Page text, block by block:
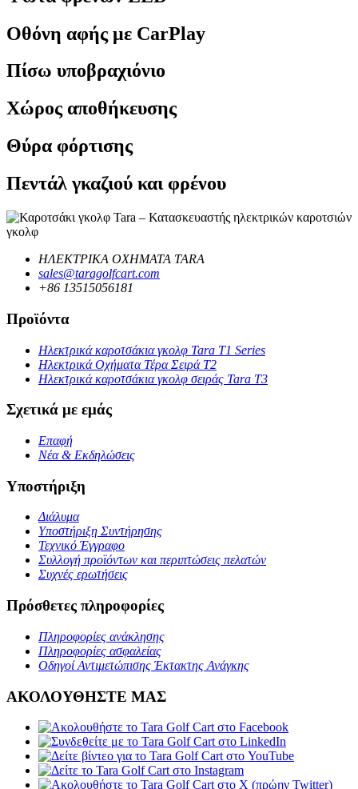
Οθόνη αφής με CarPlay
Πίσω υποβραχιόνιο
Χώρος αποθήκευσης
Θύρα φόρτισης
Πεντάλ γκαζιού και φρένου
ΗΛΕΚΤΡΙΚΑ ΟΧΗΜΑΤΑ TARA
sales@taragolfcart.com
+86 13515056181
Προϊόντα
Ηλεκτρικά καροτσάκια γκολφ Tara T1 Series
Ηλεκτρικά Οχήματα Τέρα Σειρά T2
Ηλεκτρικά καροτσάκια γκολφ σειράς Tara T3
Σχετικά με εμάς
Επαφή
Νέα & Εκδηλώσεις
Υποστήριξη
Διάλυμα
Υποστήριξη Συντήρησης
Τεχνικό Έγγραφο
Συλλογή προϊόντων και περιπτώσεις πελατών
Συχνές ερωτήσεις
Πρόσθετες πληροφορίες
Πληροφορίες ανάκλησης
Πληροφορίες ασφαλείας
Οδηγοί Αντιμετώπισης Έκτακτης Ανάγκης
ΑΚΟΛΟΥΘΗΣΤΕ ΜΑΣ